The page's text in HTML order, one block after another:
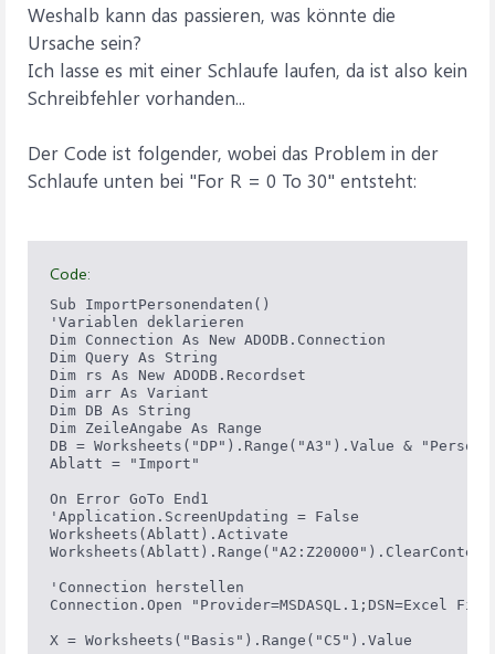
Weshalb kann das passieren, was könnte die
Ursache sein?
Ich lasse es mit einer Schlaufe laufen, da ist also kein
Schreibfehler vorhanden...
Der Code ist folgender, wobei das Problem in der
Schlaufe unten bei "For R = 0 To 30" entsteht:
Code:
Sub ImportPersonendaten()
'Variablen deklarieren
Dim Connection As New ADODB.Connection
Dim Query As String
Dim rs As New ADODB.Recordset
Dim arr As Variant
Dim DB As String
Dim ZeileAngabe As Range
DB = Worksheets("DP").Range("A3").Value &
Ablatt = "Import"
On Error GoTo End1
'Application.ScreenUpdating = False
Worksheets(Ablatt).Activate
'Connection herstellen
Connection.Open "Provider=MSDASQL.1;DSN=Excel
X = Worksheets("Basis").Range("C5").Value